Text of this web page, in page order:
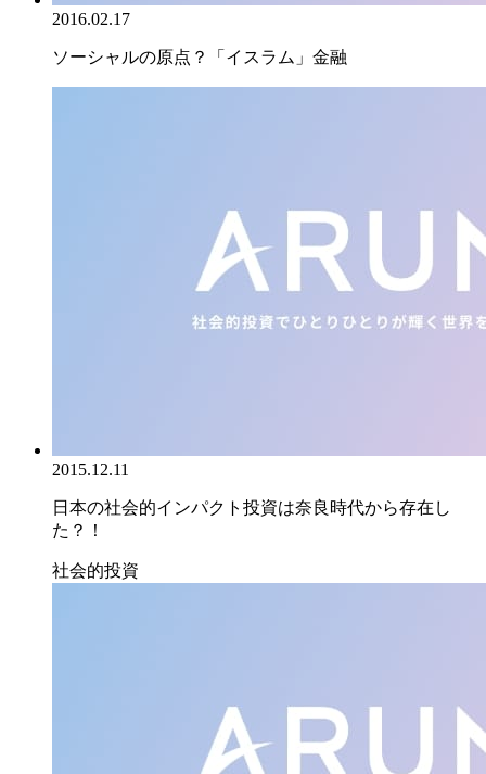
2016.02.17
ソーシャルの原点？「イスラム」金融
2015.12.11
日本の社会的インパクト投資は奈良時代から存在し
た？！
社会的投資